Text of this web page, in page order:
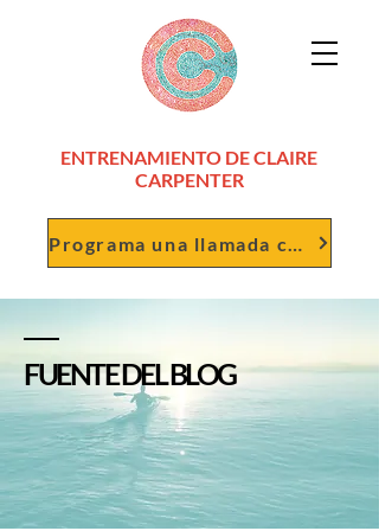
ENTRENAMIENTO DE CLAIRE
CARPENTER
FUENTE DEL BLOG